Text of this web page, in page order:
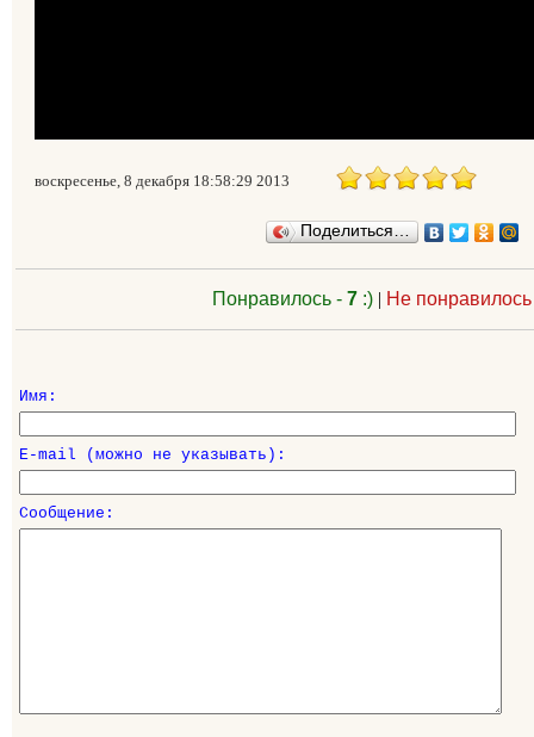
воскресенье, 8 декабря 18:58:29 2013
Поделиться…
Понравилось - 7:)| Не
Имя:
E-mail (можно не указывать):
Сообщение: